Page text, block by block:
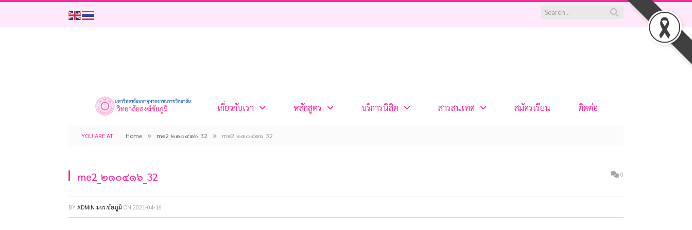
เกี่ยวกับเรา หลักสูตร บริการนิสิต สารสนเทศ สมัครเรียน ติดต่อ
YOU ARE AT: Home » me2_๒๑๐๔๑๖_32 » me2_๒๑๐๔๑๖_32
me2_๒๑๐๔๑๖_32 0
BY ADMIN มจร.ชัยภูมิ ON 2021-04-16